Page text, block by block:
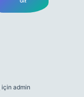
için admin